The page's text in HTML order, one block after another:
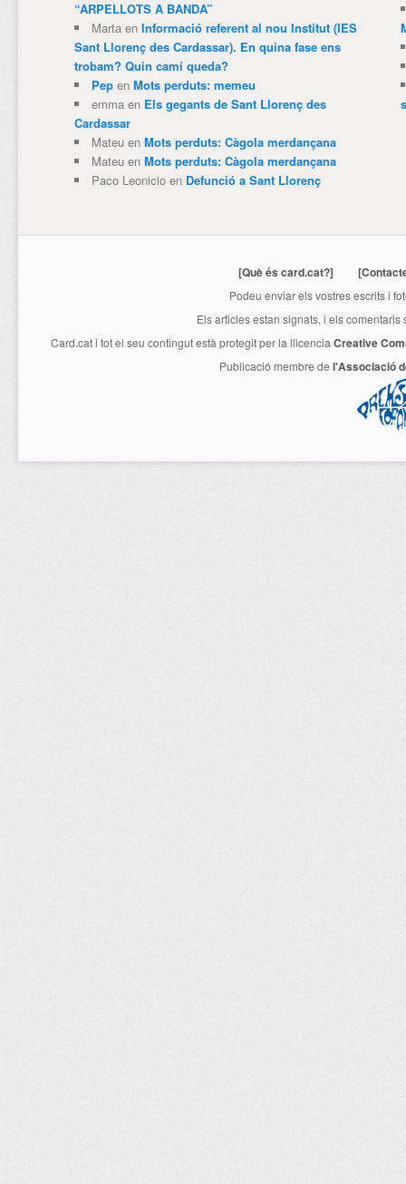
“ARPELLOTS A BANDA”
Martaen Informació referent al nou Institut (IES
Sant Llorenç des Cardassar). En quina fase ens
trobam? Quin camí queda?
Pepen Mots perduts: memeu
emmaen Els gegants de Sant Llorenç des
Cardassar
Mateuen Mots perduts: Càgola merdançana
Mateuen Mots perduts: Càgola merdançana
Paco Leonicioen Defunció a Sant Llorenç
[Què és card.cat?]
Podeu enviar els vostres escrits i
Els articles estan signats, i els
Card.cati tot el seu contingut està protegit per la llicencia Creative
Publicació membre de l'Associació